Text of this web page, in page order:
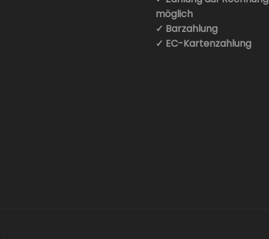
möglich
✓ Barzahlung
✓ EC-Kartenzahlung